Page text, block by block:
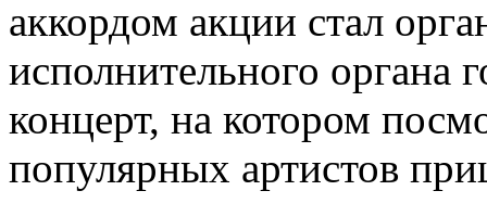
аккордом акции стал
исполнительного органа
концерт, на котором
популярных артистов